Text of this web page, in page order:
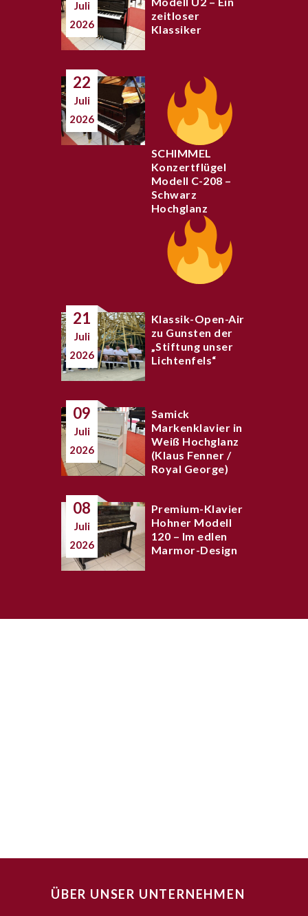
Juli
2026
zeitloser
Klassiker
22
Juli
2026
SCHIMMEL
Konzertflügel
Modell C-208 –
Schwarz
Hochglanz
21
Juli
2026
Klassik-Open-Air
zu Gunsten der
„Stiftung unser
Lichtenfels“
09
Juli
2026
Samick
Markenklavier in
Weiß Hochglanz
(Klaus Fenner /
Royal George)
08
Juli
2026
Premium-Klavier
Hohner Modell
120 – Im edlen
Marmor-Design
ÜBER UNSER UNTERNEHMEN